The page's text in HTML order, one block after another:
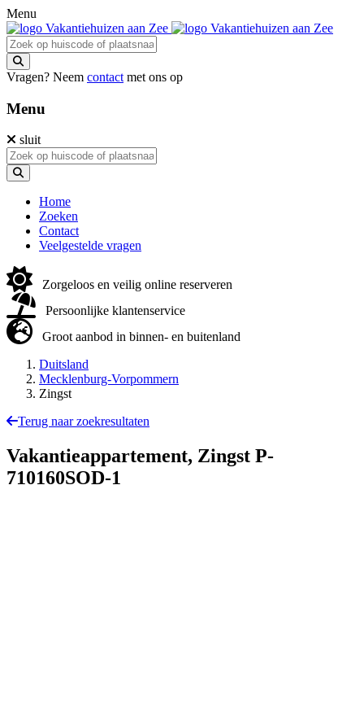
Menu
Vragen? Neem contact met ons op
Menu
sluit
Home
Zoeken
Contact
Veelgestelde vragen
Zorgeloos en veilig online reserveren
Persoonlijke klantenservice
Groot aanbod in binnen- en buitenland
Duitsland
Mecklenburg-Vorpommern
Zingst
Terug naar zoekresultaten
Vakantieappartement, Zingst P-
710160SOD-1